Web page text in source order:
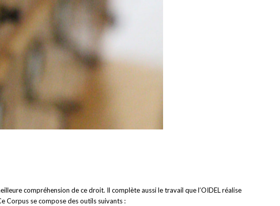
compréhension de ce droit. Il complète aussi le travail que l’OIDEL réalise
Corpus se compose des outils suivants :